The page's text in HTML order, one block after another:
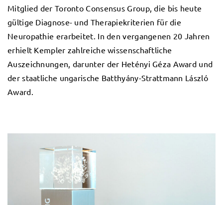
Mitglied der Toronto Consensus Group, die bis heute
gültige Diagnose- und Therapiekriterien für die
Neuropathie erarbeitet. In den vergangenen 20 Jahren
erhielt Kempler zahlreiche wissenschaftliche
Auszeichnungen, darunter der Hetényi Géza Award und
der staatliche ungarische Batthyány-Strattmann László
Award.